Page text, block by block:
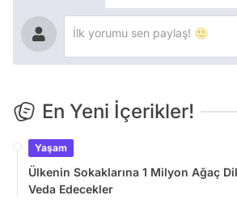
En Yeni İçerikler!
Yaşam
Ülkenin Sokaklarına 1 Milyon Ağaç
Veda Edecekler